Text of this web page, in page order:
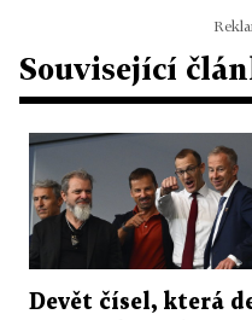
Související
Devět čísel, která